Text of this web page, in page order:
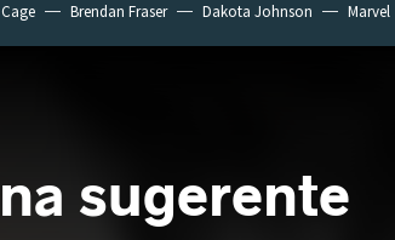
Brendan Fraser Dakota Johnson
Marvel
sugerente